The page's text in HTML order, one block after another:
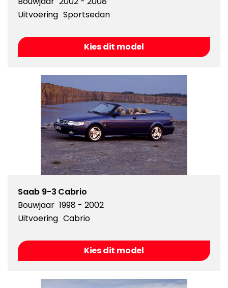
Uitvoering Sportsedan
Kies dit model
Saab 9-3 Cabrio
Bouwjaar 1998 - 2002
Uitvoering Cabrio
Kies dit model